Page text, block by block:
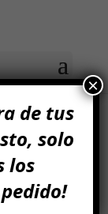
de tus
solo
los
×